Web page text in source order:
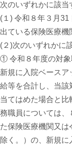
次のいずれかに該当
(１) 令和８年３月
出ている保険医療機
(２)次のいずれかに
① 令和８年度の対象
新規に入院ベース
給等を合計し、当該
当てはめた場合と
務職員については、
た保険医療機関又
除く。）の、新規